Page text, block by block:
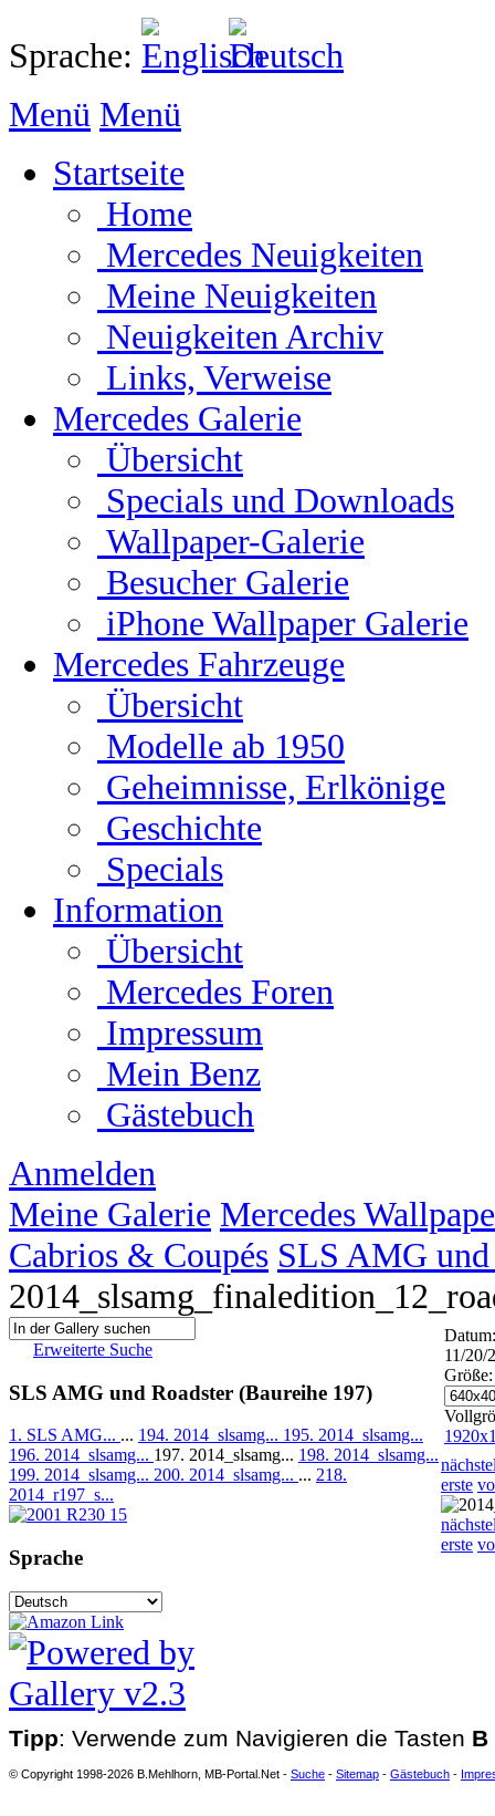
Sprache:
Menü Menü
Startseite
Home
Mercedes Neuigkeiten
Meine Neuigkeiten
Neuigkeiten Archiv
Links, Verweise
Mercedes Galerie
Übersicht
Specials und Downloads
Wallpaper-Galerie
Besucher Galerie
iPhone Wallpaper Galerie
Mercedes Fahrzeuge
Übersicht
Modelle ab 1950
Geheimnisse, Erlkönige
Geschichte
Specials
Information
Übersicht
Mercedes Foren
Impressum
Mein Benz
Gästebuch
Anmelden
Meine Galerie Mercedes
Cabrios & Coupés SLS AMG
Erweiterte Suche
SLS AMG und Roadster (Baureihe 197)
1. SLS AMG... ... 194. 2014_slsamg... 195. 2014_slsamg...
196. 2014_slsamg... 197. 2014_slsamg... 198. 2014_slsamg...
199. 2014_slsamg... 200. 2014_slsamg... ... 218.
2014_r197_s...
Sprache
Datum:
11/20/
Größe:
nächste
erste
nächste
erste
Tipp: Verwende zum Navigieren die Tasten B
© Copyright 1998-2026 B.Mehlhorn, MB-Portal.Net - Suche - Sitemap - Gästebuch -